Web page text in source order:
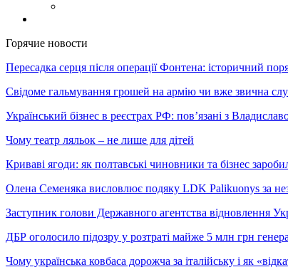
Горячие новости
Пересадка серця після операції Фонтена: історичний
Свідоме гальмування грошей на армію чи вже звична
Український бізнес в реєстрах РФ: пов’язані з
Чому театр ляльок – не лише для дітей
Криваві ягоди: як полтавські чиновники та бізнес
Олена Семеняка висловлює подяку LDK Palikuonys за
Заступник голови Державного агентства відновлення
ДБР оголосило підозру у розтраті майже 5 млн грн
Чому українська ковбаса дорожча за італійську і як